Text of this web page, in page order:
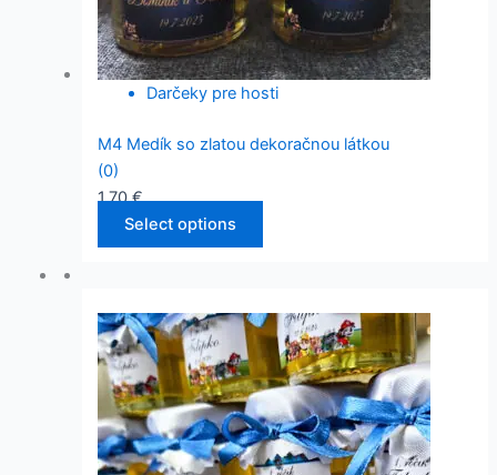
Darčeky pre hosti
M4 Medík so zlatou dekoračnou látkou
(0)
1,70€
Select options